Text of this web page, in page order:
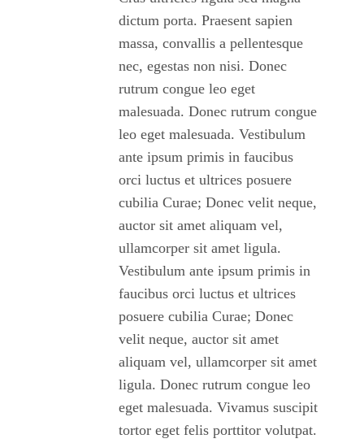
dictum porta. Praesent sapien
massa, convallis a pellentesque
nec, egestas non nisi. Donec
rutrum congue leo eget
malesuada. Donec rutrum congue
leo eget malesuada. Vestibulum
ante ipsum primis in faucibus
orci luctus et ultrices posuere
cubilia Curae; Donec velit neque,
auctor sit amet aliquam vel,
ullamcorper sit amet ligula.
Vestibulum ante ipsum primis in
faucibus orci luctus et ultrices
posuere cubilia Curae; Donec
velit neque, auctor sit amet
aliquam vel, ullamcorper sit amet
ligula. Donec rutrum congue leo
eget malesuada. Vivamus suscipit
tortor eget felis porttitor volutpat.